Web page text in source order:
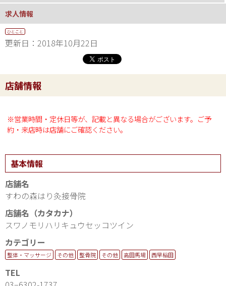
求人情報
ひとこと
更新日：2018年10月22日
店舗情報
※営業時間・定休日等が、記載と異なる場合がございます。ご予
約・来店時は店舗にご確認ください。
基本情報
店舗名
すわの森はり灸接骨院
店舗名（カタカナ）
スワノモリハリキュウセッコツイン
カテゴリー
整体・マッサージ その他 整骨院 その他 高田馬場 西早稲田
TEL